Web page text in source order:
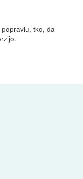
tko, da